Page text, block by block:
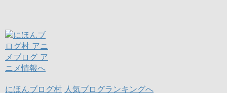
にほんブログ村 人気ブログランキングへ